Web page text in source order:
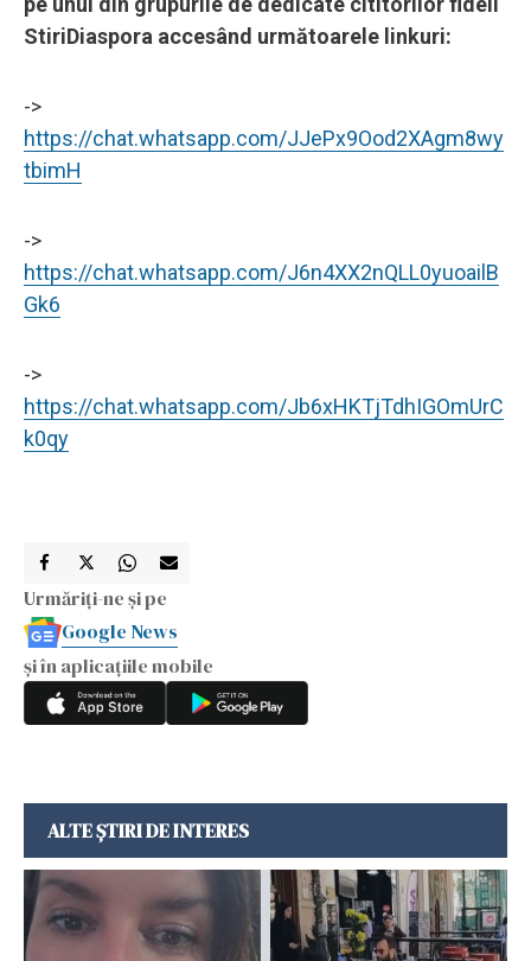
StiriDiaspora accesând următoarele linkuri:
->
https://chat.whatsapp.com/JJePx9Ood2XAgm8wy
tbimH
->
https://chat.whatsapp.com/J6n4XX2nQLL0yuoailB
Gk6
->
https://chat.whatsapp.com/Jb6xHKTjTdhIGOmUrC
k0qy
Urmăriți-ne și pe
Google News
și în aplicațiile mobile
ALTE ȘTIRI DE INTERES